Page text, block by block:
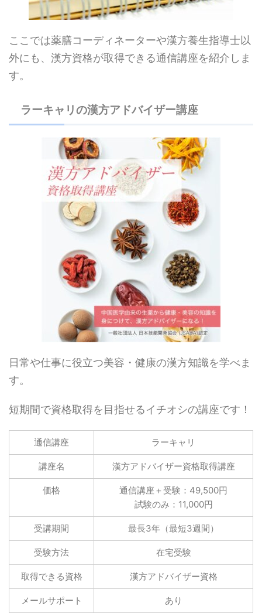
ここでは薬膳コーディネーターや漢方養生指導士以
外にも、漢方資格が取得できる通信講座を紹介しま
す。
ラーキャリの漢方アドバイザー講座
日常や仕事に役立つ美容・健康の漢方知識を学べま
す。
短期間で資格取得を目指せるイチオシの講座です！
通信講座 ラーキャリ
講座名 漢方アドバイザー資格取得講座
価格
通信講座＋受験：49,500円
試験のみ：11,000円
受講期間 最長3年（最短3週間）
受験方法 在宅受験
取得できる資格 漢方アドバイザー資格
メールサポート あり